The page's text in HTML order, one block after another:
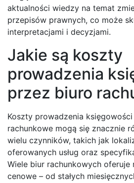
aktualności wiedzy na temat
przepisów prawnych, co może
interpretacjami i decyzjami.
Jakie są koszty
prowadzenia
przez biuro
Koszty prowadzenia
rachunkowe mogą się znacznie
wielu czynników, takich jak
oferowanych usług oraz
Wiele biur rachunkowych oferuje
cenowe – od stałych